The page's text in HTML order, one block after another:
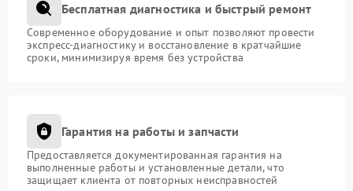
Бесплатная диагностика и быстрый ремонт
Современное оборудование и опыт позволяют провести
экспресс-диагностику и восстановление в кратчайшие
сроки, минимизируя время без устройства
Гарантия на работы и запчасти
Предоставляется документированная гарантия на
выполненные работы и установленные детали, что
защищает клиента от повторных неисправностей